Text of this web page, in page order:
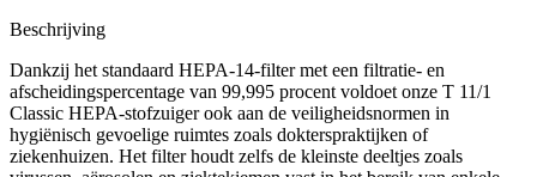
Beschrijving
Dankzij het standaard HEPA-14-filter met een filtratie- en
afscheidingspercentage van 99,995 procent voldoet onze T 11/1
Classic HEPA-stofzuiger ook aan de veiligheidsnormen in
hygiënisch gevoelige ruimtes zoals dokterspraktijken of
ziekenhuizen. Het filter houdt zelfs de kleinste deeltjes zoals